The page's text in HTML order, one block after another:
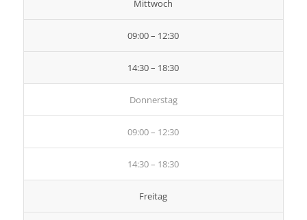
Mittwoch
09:00 – 12:30
14:30 – 18:30
Donnerstag
09:00 – 12:30
14:30 – 18:30
Freitag